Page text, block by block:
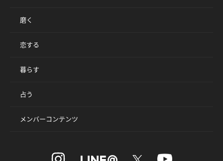
磨く
恋する
暮らす
占う
メンバーコンテンツ